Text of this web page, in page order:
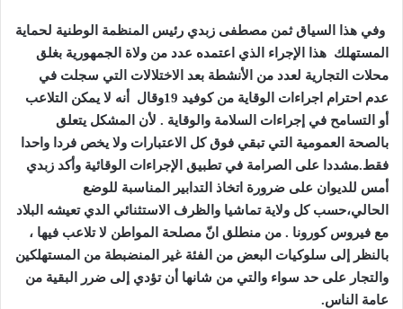
وفي هذا السياق ثمن مصطفى زبدي رئيس المنظمة الوطنية لحماية
المستهلك هذا الإجراء الذي اعتمده عدد من ولاة الجمهورية بغلق
محلات التجارية لعدد من الأنشطة بعد الاختلالات التي سجلت في
عدم احترام اجراءات الوقاية من كوفيد 19وقال أنه لا يمكن التلاعب
أو التسامح في إجراءات السلامة والوقاية . لأن المشكل يتعلق
بالصحة العمومية التي تبقي فوق كل الاعتبارات ولا يخص فردا واحدا
فقط.مشددا
على الصرامة في تطبيق الإجراءات الوقائية وأكد زبدي
أمس للديوان على ضرورة اتخاذ التدابير المناسبة للوضع
الحالي،حسب كل ولاية تماشيا والظرف الاستثنائي الدي تعيشه البلاد
مع فيروس كورونا . من منطلق انّ مصلحة المواطن لا تلاعب فيها ،
بالنظر إلى سلوكيات البعض من الفئة غير المنضبطة من المستهلكين
والتجار على حد سواء والتي من شانها أن تؤدي إلى ضرر البقية من
عامة الناس.